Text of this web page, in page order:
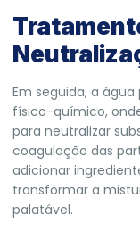
Em seguida, a
físico-químico,
para neutralizar
coagulação das
adicionar
transformar a
palatável.